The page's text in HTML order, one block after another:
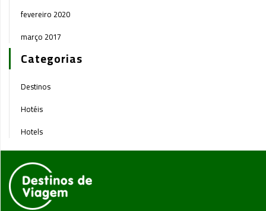
fevereiro 2020
março 2017
Categorias
Destinos
Hotéis
Hotels